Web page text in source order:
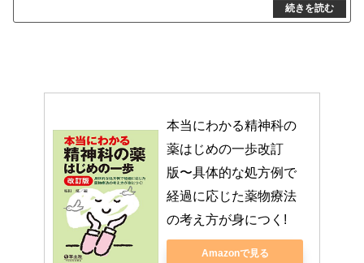
本当にわかる精神科の
薬はじめの一歩改訂
版〜具体的な処方例で
経過に応じた薬物療法
の考え方が身につく!
Amazonで見る